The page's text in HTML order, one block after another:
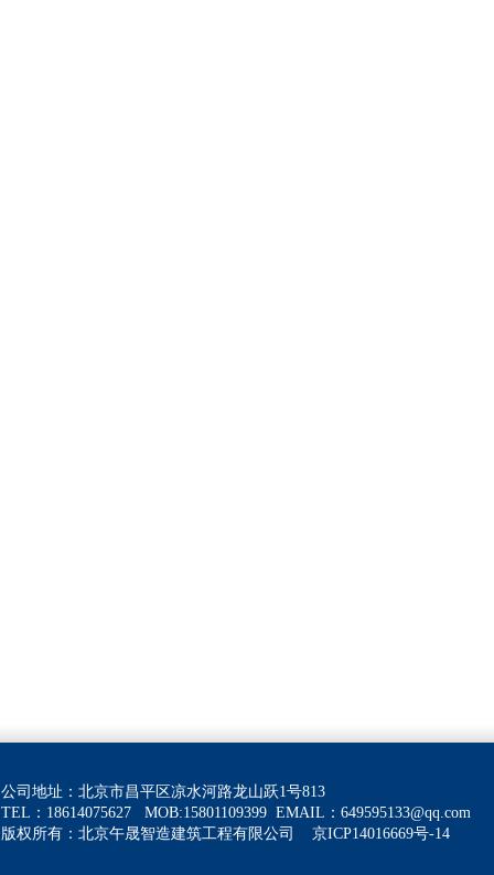
公司地址：北京市昌平区凉水河路龙山跃1号813
TEL：18614075627 MOB:15801109399 EMAIL： 649595133@qq.com
版权所有：北京午晟智造建筑工程有限公司 京ICP14016669号-14